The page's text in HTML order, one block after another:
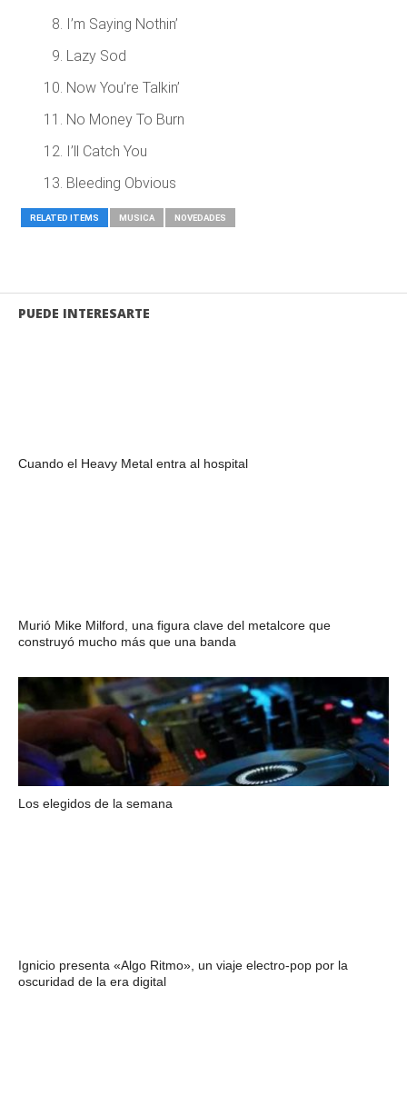
I’m Saying Nothin’
Lazy Sod
Now You’re Talkin’
No Money To Burn
I’ll Catch You
Bleeding Obvious
RELATED ITEMS MUSICA NOVEDADES
PUEDE INTERESARTE
Cuando el Heavy Metal entra al hospital
Murió Mike Milford, una figura clave del metalcore que
construyó mucho más que una banda
Los elegidos de la semana
Ignicio presenta «Algo Ritmo», un viaje electro-pop por la
oscuridad de la era digital